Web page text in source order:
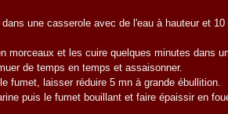
une casserole avec de l'eau à hauteur et 10
morceaux et les cuire quelques minutes dans
de temps en temps et assaisonner.
fumet, laisser réduire 5 mn à grande ébullition.
puis le fumet bouillant et faire épaissir en